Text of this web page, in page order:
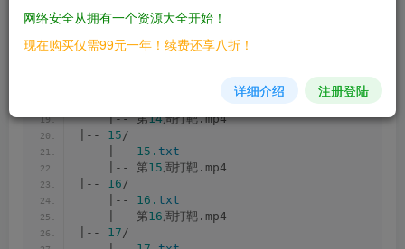
    |-- 第
12周打靶1.mp4
|-- 13/
    |--
13.txt
    |-- 第
14周打靶.mp4
|-- 15 /
    |--
15. txt
    |-- 第
15周打靶.mp4
|-- 16 /
    |--
16. txt
    |-- 第
16周打靶.mp4
|-- 17 /
网络安全从拥有一个资源大全开始！
现在购买仅需99元一年！续费还享八折！
详细介绍 注册登陆